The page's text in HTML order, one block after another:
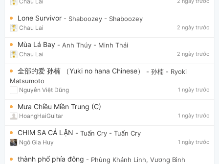
Lone Survivor - Shaboozey - Shaboozey
Chau Lai 2 ngày trước
Mùa Lá Bay - Anh Thúy - Minh Thái
Chau Lai 2 ngày trước
全部的爱 孙楠 （Yuki no hana Chinese） - 孙楠 - Ryoki
Matsumoto
Nguyễn Việt Dũng 1 ngày trước
Mưa Chiều Miền Trung (C)
HoangHaiGuitar 1 ngày trước
CHIM SA CÁ LẶN - Tuấn Cry - Tuấn Cry
Ngô Gia Huy 1 ngày trước
thành phố phía đông - Phùng Khánh Linh, Vương Bình